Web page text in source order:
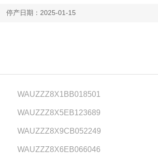
停产日期：2025-01-15
WAUZZZ8X1BB018501
WAUZZZ8X5EB123689
WAUZZZ8X9CB052249
WAUZZZ8X6EB066046